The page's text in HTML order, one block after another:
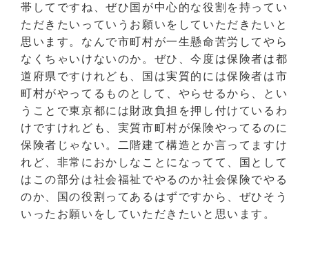
帯してですね、ぜひ国が中心的な役割を持ってい
ただきたいっていうお願いをしていただきたいと
思います。なんで市町村が一生懸命苦労してやら
なくちゃいけないのか。ぜひ、今度は保険者は都
道府県ですけれども、国は実質的には保険者は市
町村がやってるものとして、やらせるから、とい
うことで東京都には財政負担を押し付けているわ
けですけれども、実質市町村が保険やってるのに
保険者じゃない。二階建て構造とか言ってますけ
れど、非常におかしなことになってて、国として
はこの部分は社会福祉でやるのか社会保険でやる
のか、国の役割ってあるはずですから、ぜひそう
いったお願いをしていただきたいと思います。